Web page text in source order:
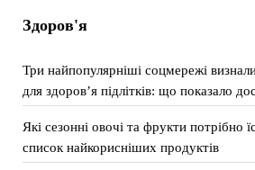
Здоров'я
Три найпопулярніші соцмережі
для здоров’я підлітків: що показало
Які сезонні овочі та фрукти потрібно
список найкорисніших продуктів